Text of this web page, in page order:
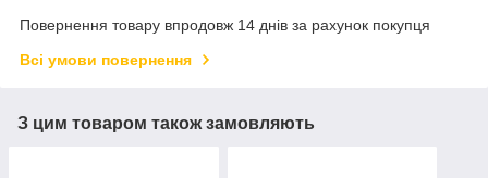
Повернення товару впродовж 14 днів за рахунок покупця
Всі умови повернення
З цим товаром також замовляють